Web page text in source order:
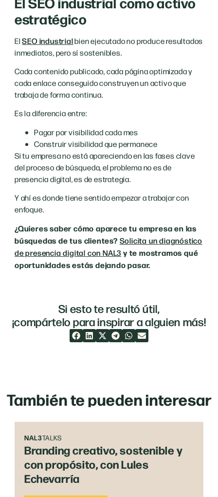
estratégico
ElSEO industrialbien ejecutado no produce resultados
inmediatos, pero sí sostenibles.
Cada contenido publicado, cada página optimizada y
cada enlace conseguido construyen un activo que
trabaja de forma continua.
Es la diferencia entre:
Pagar por visibilidad cada mes
Construir visibilidad que permanece
Si tu empresa no está apareciendo en las fases clave
del proceso de búsqueda, el problema no es de
presencia digital, es de estrategia.
Y ahí es donde tiene sentido empezar a trabajar con
enfoque.
¿Quieres saber cómo aparece tu empresa en las
búsquedas de tus clientes? Solicita un diagnóstico
de presencia digital con NAL3 y te mostramos qué
oportunidades estás dejando pasar.
Si esto te resultó útil,
¡compártelo para inspirar a alguien más!
También te pueden interesar
NAL3TALKS
Branding creativo, sostenible y
con propósito, con Lules
Echevarría